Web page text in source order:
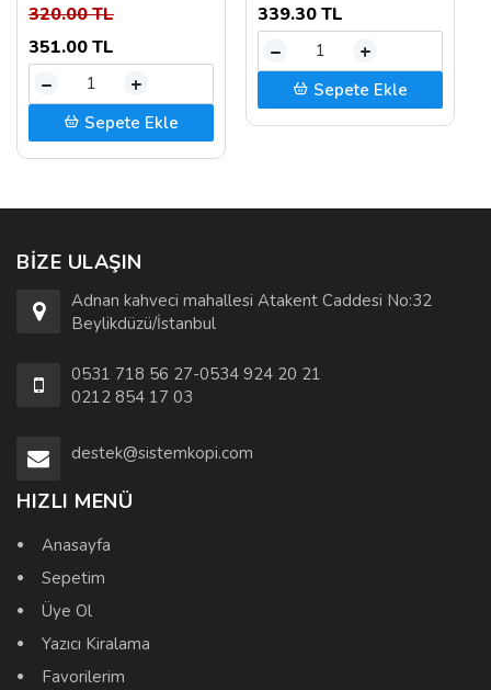
320.00 TL
351.00 TL
– +
Sepete Ekle
339.30 TL
– +
Sepete Ekle
BIZE ULAŞIN
Adnan kahveci mahallesi Atakent Caddesi No:32
Beylikdüzü/İstanbul
0531 718 56 27-0534 924 20 21
0212 854 17 03
destek@sistemkopi.com
HIZLI MENÜ
Anasayfa
Sepetim
Üye Ol
Yazıcı Kiralama
Favorilerim